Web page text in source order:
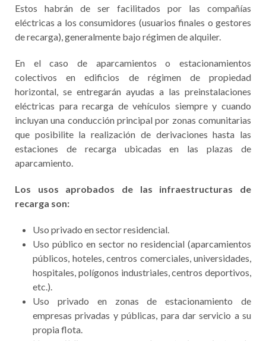
Estos habrán de ser facilitados por las compañías
eléctricas a los consumidores (usuarios finales o gestores
de recarga), generalmente bajo régimen de alquiler.
En el caso de aparcamientos o estacionamientos
colectivos en edificios de régimen de propiedad
horizontal, se entregarán ayudas a las preinstalaciones
eléctricas para recarga de vehículos siempre y cuando
incluyan una conducción principal por zonas comunitarias
que posibilite la realización de derivaciones hasta las
estaciones de recarga ubicadas en las plazas de
aparcamiento.
Los usos aprobados de las infraestructuras de
recarga son:
Uso privado en sector residencial.
Uso público en sector no residencial (aparcamientos
públicos, hoteles, centros comerciales, universidades,
hospitales, polígonos industriales, centros deportivos,
etc.).
Uso privado en zonas de estacionamiento de
empresas privadas y públicas, para dar servicio a su
propia flota.